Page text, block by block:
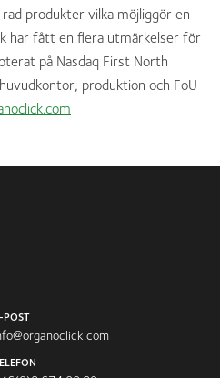
produkter vilka möjliggör en
har fått en flera utmärkelser för
på Nasdaq First North
produktion och FoU
POST